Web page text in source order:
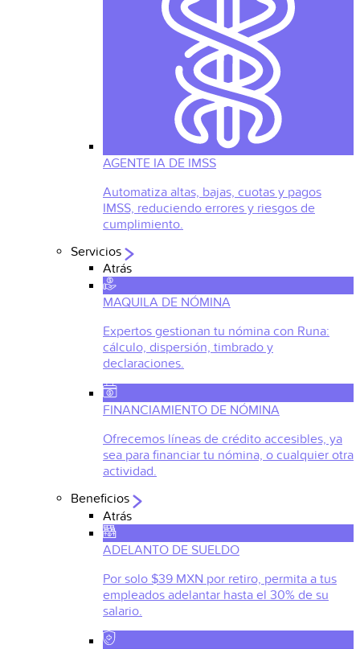
AGENTE IA DE IMSS
Automatiza altas, bajas, cuotas y pagos
IMSS, reduciendo errores y riesgos de
cumplimiento.
Servicios
Atrás
MAQUILA DE NÓMINA
Expertos gestionan tu nómina con Runa:
cálculo, dispersión, timbrado y
declaraciones.
FINANCIAMIENTO DE NÓMINA
Ofrecemos líneas de crédito accesibles, ya
sea para financiar tu nómina, o cualquier otra
actividad.
Beneficios
Atrás
ADELANTO DE SUELDO
Por solo $39 MXN por retiro, permita a tus
empleados adelantar hasta el 30% de su
salario.